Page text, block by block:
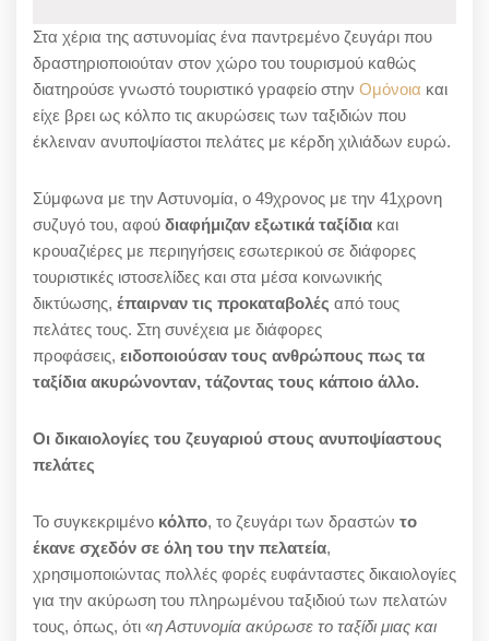
Στα χέρια της αστυνομίας ένα παντρεμένο ζευγάρι που
δραστηριοποιούταν στον χώρο του τουρισμού καθώς
διατηρούσε γνωστό τουριστικό γραφείο στην Ομόνοια και
είχε βρει ως κόλπο τις ακυρώσεις των ταξιδιών που
έκλειναν ανυποψίαστοι πελάτες με κέρδη χιλιάδων ευρώ.
Σύμφωνα με την Αστυνομία, ο 49χρονος με την 41χρονη
συζυγό του, αφού διαφήμιζαν εξωτικά ταξίδια και
κρουαζιέρες με περιηγήσεις εσωτερικού σε διάφορες
τουριστικές ιστοσελίδες και στα μέσα κοινωνικής
δικτύωσης, έπαιρναν τις προκαταβολές από τους
πελάτες τους. Στη συνέχεια με διάφορες
προφάσεις, ειδοποιούσαν τους ανθρώπους πως τα
ταξίδια ακυρώνονταν, τάζοντας τους κάποιο άλλο.
Οι δικαιολογίες του ζευγαριού στους ανυποψίαστους
πελάτες
Το συγκεκριμένο κόλπο, το ζευγάρι των δραστών το
έκανε σχεδόν σε όλη του την πελατεία,
χρησιμοποιώντας πολλές φορές ευφάνταστες δικαιολογίες
για την ακύρωση του πληρωμένου ταξιδιού των πελατών
τους, όπως, ότι «η Αστυνομία ακύρωσε το ταξίδι μιας και